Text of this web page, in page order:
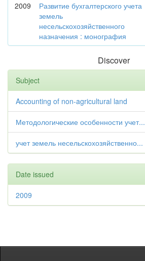
2009
Развитие бухгалтерского учета
земель
несельскохозяйственного
назначения : монография
Discover
Subject
Accounting of non-agricultural land
Методологические особенности учет...
учет земель несельскохозяйственно...
Date issued
2009